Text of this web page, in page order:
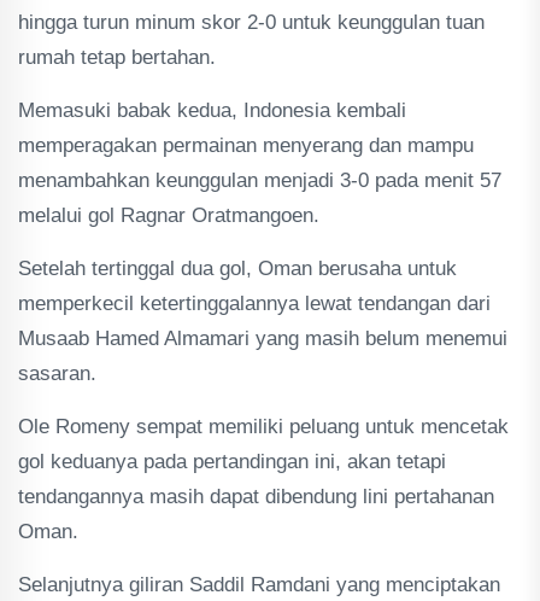
hingga turun minum skor 2-0 untuk keunggulan tuan
rumah tetap bertahan.
Memasuki babak kedua, Indonesia kembali
memperagakan permainan menyerang dan mampu
menambahkan keunggulan menjadi 3-0 pada menit 57
melalui gol Ragnar Oratmangoen.
Setelah tertinggal dua gol, Oman berusaha untuk
memperkecil ketertinggalannya lewat tendangan dari
Musaab Hamed Almamari yang masih belum menemui
sasaran.
Ole Romeny sempat memiliki peluang untuk mencetak
gol keduanya pada pertandingan ini, akan tetapi
tendangannya masih dapat dibendung lini pertahanan
Oman.
Selanjutnya giliran Saddil Ramdani yang menciptakan